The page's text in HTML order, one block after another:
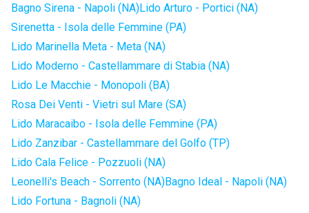
Bagno Sirena - Napoli (NA)Lido Arturo - Portici (NA)
Sirenetta - Isola delle Femmine (PA)
Lido Marinella Meta - Meta (NA)
Lido Moderno - Castellammare di Stabia (NA)
Lido Le Macchie - Monopoli (BA)
Rosa Dei Venti - Vietri sul Mare (SA)
Lido Maracaibo - Isola delle Femmine (PA)
Lido Zanzibar - Castellammare del Golfo (TP)
Lido Cala Felice - Pozzuoli (NA)
Leonelli's Beach - Sorrento (NA)Bagno Ideal - Napoli (NA)
Lido Fortuna - Bagnoli (NA)